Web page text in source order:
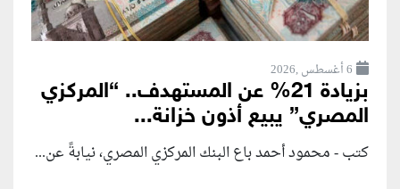
6 أغسطس ,2026
بزيادة 21% عن المستهدف.. “المركزي
المصري” يبيع أذون خزانة...
كتب - محمود أحمد باع البنك المركزي المصري، نيابةً عن...